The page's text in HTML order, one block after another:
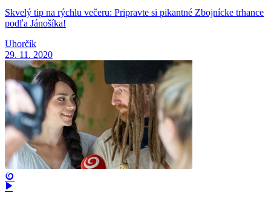
Skvelý tip na rýchlu večeru: Pripravte si pikantné Zbojnícke trhance
podľa Jánošíka!
Uhorčík
29. 11. 2020